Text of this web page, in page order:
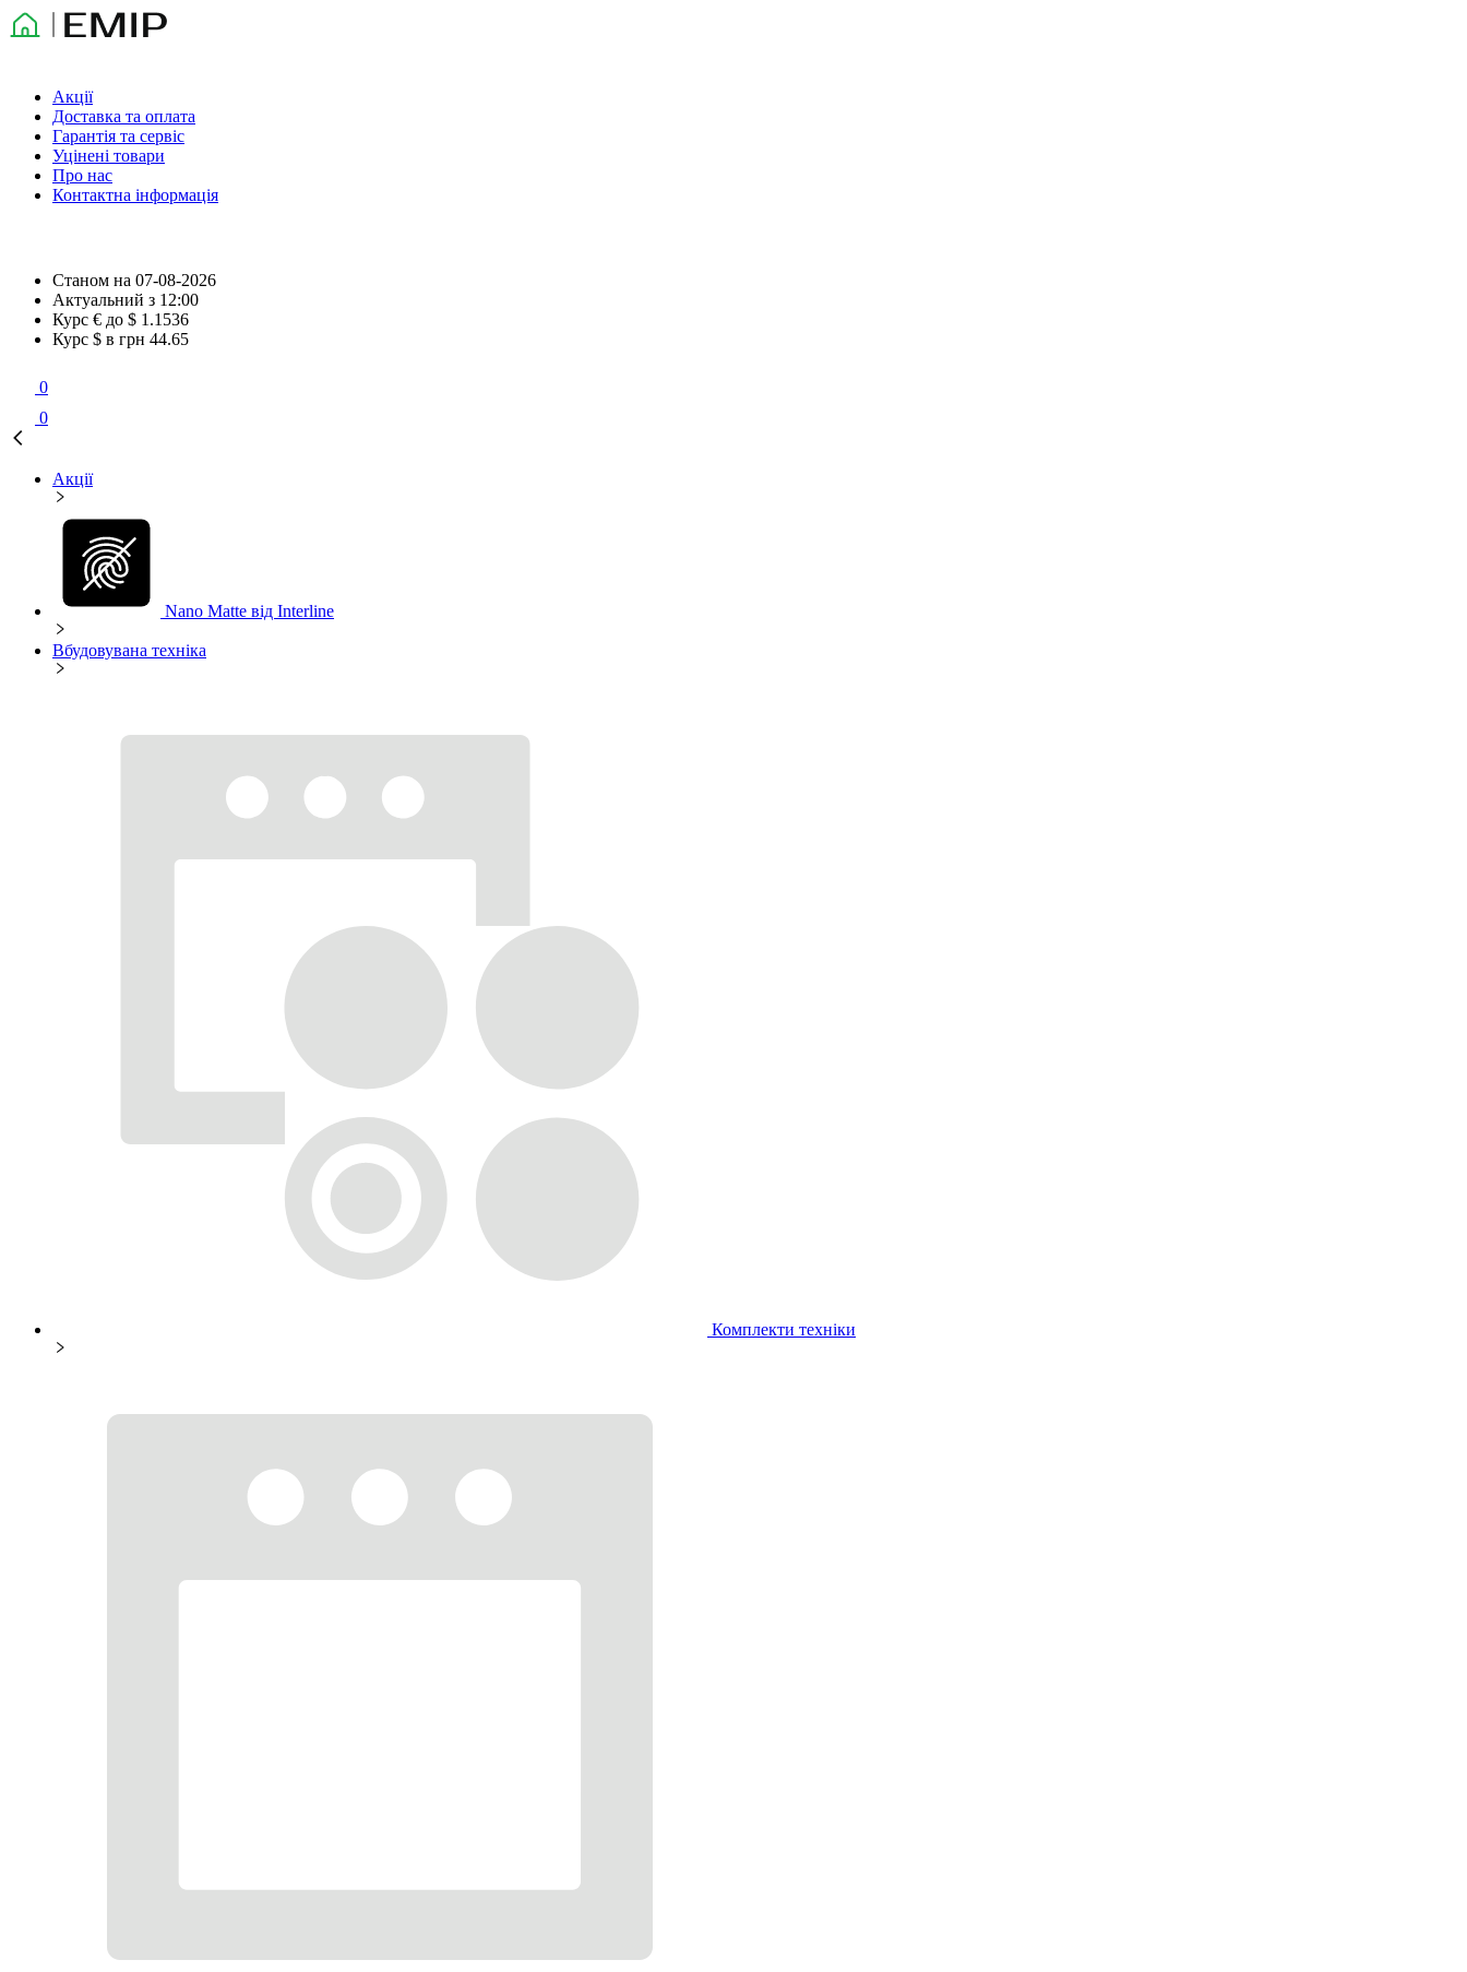
Акції
Доставка та оплата
Гарантія та сервіс
Уцінені товари
Про нас
Контактна інформація
Станом на 07-08-2026
Актуальний з 12:00
Курс € до $ 1.1536
Курс $ в грн 44.65
0
0
Акції
Nano Matte від Interline
Вбудовувана техніка
Комплекти техніки